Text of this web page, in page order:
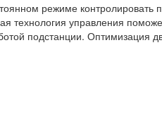
режиме
технология управления
подстанции. Оптимизация